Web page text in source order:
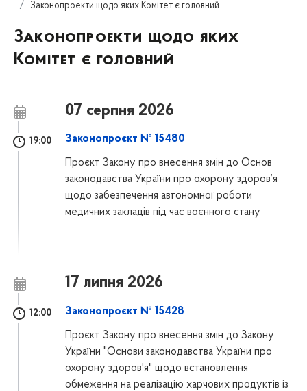
Законопроекти щодо яких Комітет є головний
Законопроекти щодо яких
Комітет є головний
07 серпня 2026
19:00 Законопроєкт № 15480
Проєкт Закону про внесення змін до Основ
законодавства України про охорону здоров’я
щодо забезпечення автономної роботи
медичних закладів під час воєнного стану
17 липня 2026
12:00 Законопроєкт № 15428
Проєкт Закону про внесення змін до Закону
України "Основи законодавства України про
охорону здоров'я" щодо встановлення
обмеження на реалізацію харчових продуктів із